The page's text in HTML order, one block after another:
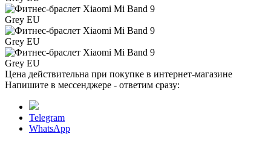
Цена действительна при покупке в интернет-магазине
Напишите в мессенджере - ответим сразу:
Telegram
WhatsApp